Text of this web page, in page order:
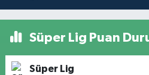
Süper Lig Puan
Süper Lig